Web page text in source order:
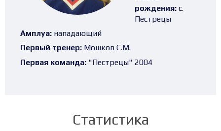
рождения: с.
Пестрецы
Амплуа: нападающий
Первый тренер: Мошков С.М.
Первая команда: "Пестрецы" 2004
Статистика